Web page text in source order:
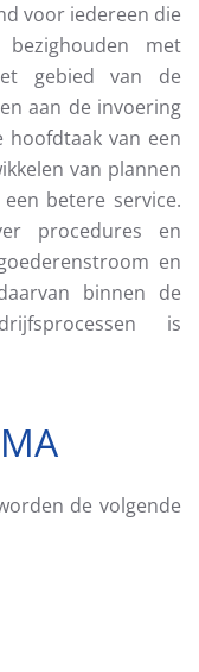
voor iedereen die
met
gebied van de
aan de invoering
hoofdtaak van een
van plannen
betere service.
procedures en
en
binnen de
is
de volgende